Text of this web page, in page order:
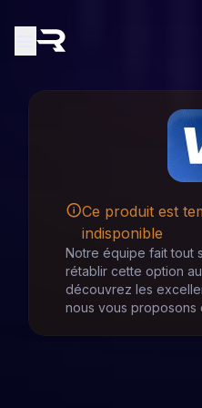
Ce produit est
indisponible
Notre équipe fait tout
rétablir cette option
découvrez les
nous vous proposons